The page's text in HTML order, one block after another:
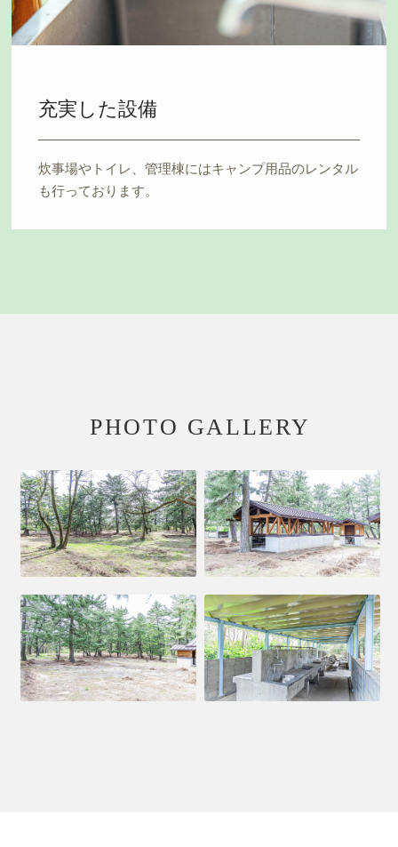
充実した設備
炊事場やトイレ、管理棟にはキャンプ用品のレンタル
も行っております。
PHOTO GALLERY